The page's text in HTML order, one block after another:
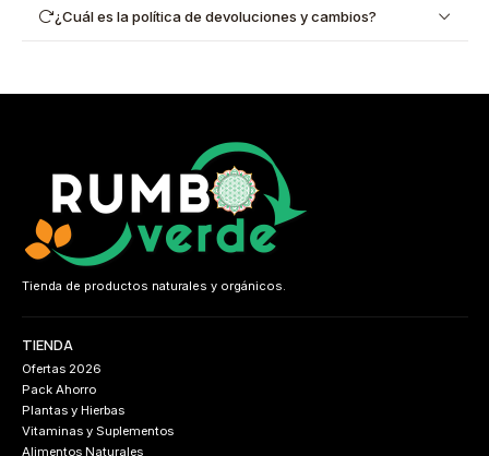
¿Cuál es la política de devoluciones y cambios?
Tienda de productos naturales y orgánicos.
TIENDA
Ofertas 2026
Pack Ahorro
Plantas y Hierbas
Vitaminas y Suplementos
Alimentos Naturales